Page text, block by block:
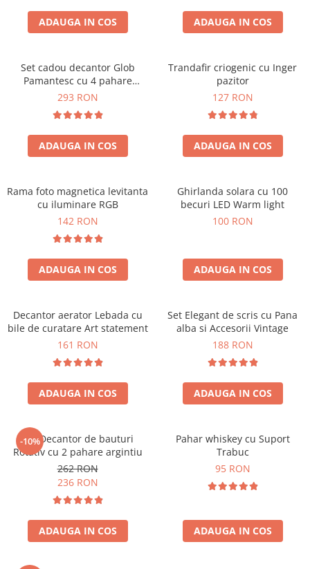
Cadouri Fete
Pentru Copilul din tine
Cadouri de Casa Noua
Cadouri Majorat
Cadouri pentru Nasi
Cadouri pentru Bunici
Cadouri pentru Prieteni
Cel ce are tot
Cadouri Nunta si Cununie civila
Cani si Termosuri
Jocuri si Puzzle
Seturi de caligrafie
Cadouri Sfantul Alexandru
Cadouri Constantin si Elena
Cadouri Sfanta Maria
Cadouri Sfintii Mihail si Gavriil
ADAUGA IN COS ADAUGA IN COS
Set cadou decantor Glob
Pamantesc cu 4 pahare
Deluxe
293 RON
ADAUGA IN COS
Trandafir criogenic cu Inger
pazitor
127 RON
ADAUGA IN COS
Rama foto magnetica levitanta
cu iluminare RGB
142 RON
ADAUGA IN COS
Ghirlanda solara cu 100
becuri LED Warm light
100 RON
ADAUGA IN COS
Decantor aerator Lebada cu
bile de curatare Art statement
161 RON
ADAUGA IN COS
Set Elegant de scris cu Pana
alba si Accesorii Vintage
188 RON
ADAUGA IN COS
-10%
Set Decantor de bauturi
Rotativ cu 2 pahare argintiu
262 RON
236 RON
ADAUGA IN COS
Pahar whiskey cu Suport
Trabuc
95 RON
ADAUGA IN COS